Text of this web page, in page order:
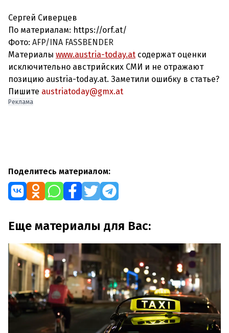
Сергей Сиверцев
По материалам: https://orf.at/
Фото: AFP/INA FASSBENDER
Материалы www.austria-today.at содержат оценки
исключительно австрийских СМИ и не отражают
позицию austria-today.at. Заметили ошибку в статье?
Пишите austriatoday@gmx.at
Реклама
Поделитесь материалом:
Еще материалы для Вас: